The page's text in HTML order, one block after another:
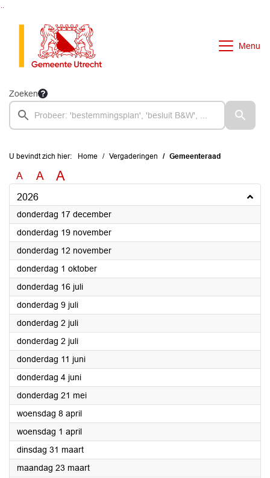
Menu
Zoeken
U bevindt zich hier: Home Vergaderingen Gemeenteraad
A A A
2026
donderdag 17 december2026
donderdag 19 november2026
donderdag 12 november2026
donderdag 1 oktober2026
donderdag 16 juli2026
donderdag 9 juli2026
donderdag 2 juli2026
donderdag 2 juli2026
donderdag 11 juni2026
donderdag 4 juni2026
donderdag 21 mei2026
woensdag 8 april2026
woensdag 1 april2026
dinsdag 31 maart2026
maandag 23 maart2026